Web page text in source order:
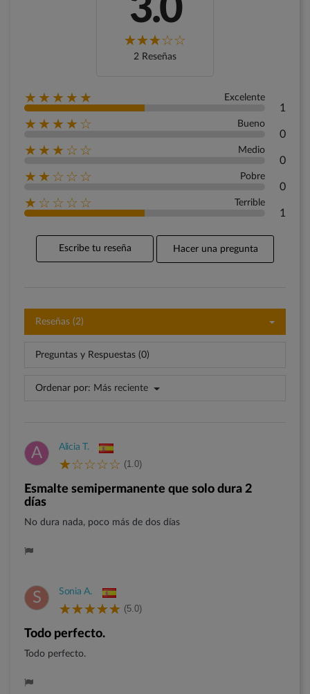
3.0
2 Reseñas
★★★★★ Excelente
1
★★★★☆ Bueno
0
★★★☆☆ Medio
0
★★☆☆☆ Pobre
0
★☆☆☆☆ Terrible
1
Escribe tu reseña Hacer una pregunta
Reseñas (2)
Preguntas y Respuestas (0)
Ordenar por: Más reciente
A Alicia T.
(1.0)
Esmalte semipermanente que solo dura 2
días
No dura nada, poco más de dos días
S Sonia A.
(5.0)
Todo perfecto.
Todo perfecto.